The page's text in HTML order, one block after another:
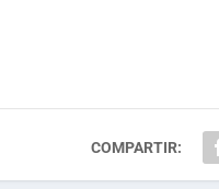
COMPARTIR: